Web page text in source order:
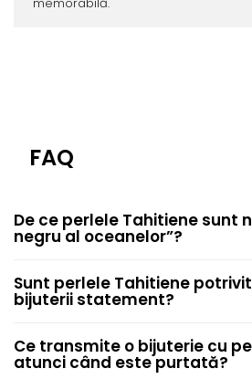
memorabilă.
FAQ
De ce perlele Tahitiene sunt
negru al oceanelor”?
Sunt perlele Tahitiene
bijuterii statement?
Ce transmite o bijuterie cu
atunci când este purtată?